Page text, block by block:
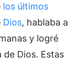
los últimos
Dios, hablaba a
y logré
Dios. Estas